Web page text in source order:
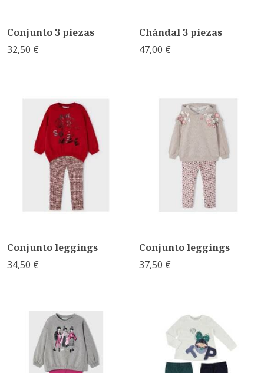
Conjunto 3 piezas
32,50 €
Chándal 3 piezas
47,00 €
Conjunto leggings
34,50 €
Conjunto leggings
37,50 €